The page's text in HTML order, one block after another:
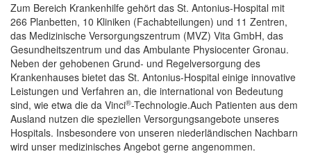
Zum Bereich Krankenhilfe gehört das St. Antonius-Hospital mit
266 Planbetten, 10 Kliniken (Fachabteilungen) und 11 Zentren,
das Medizinische Versorgungszentrum (MVZ) Vita GmbH, das
Gesundheitszentrum und das Ambulante Physiocenter Gronau.
Neben der gehobenen Grund- und Regelversorgung des
Krankenhauses bietet das St. Antonius-Hospital einige innovative
Leistungen und Verfahren an, die international von Bedeutung
sind, wie etwa die da Vinci®-Technologie.Auch Patienten aus dem
Ausland nutzen die speziellen Versorgungsangebote unseres
Hospitals. Insbesondere von unseren niederländischen Nachbarn
wird unser medizinisches Angebot gerne angenommen.